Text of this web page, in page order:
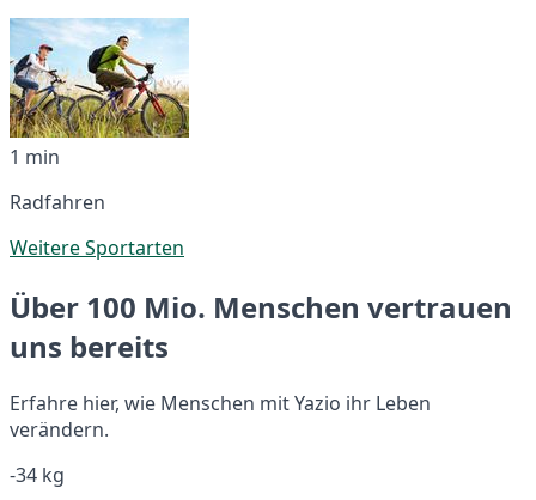
1 min
Radfahren
Weitere Sportarten
Über 100 Mio. Menschen vertrauen
uns bereits
Erfahre hier, wie Menschen mit Yazio ihr Leben
verändern.
-34 kg